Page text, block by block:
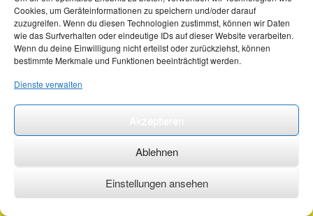
Cookies, um Geräteinformationen zu speichern und/oder darauf
zuzugreifen. Wenn du diesen Technologien zustimmst, können wir Daten
wie das Surfverhalten oder eindeutige IDs auf dieser Website verarbeiten.
Wenn du deine Einwilligung nicht erteilst oder zurückziehst, können
bestimmte Merkmale und Funktionen beeinträchtigt werden.
Dienste verwalten
Ablehnen
Einstellungen ansehen
©2026 ·erstehilfekurs-mauch.de ·AGB ·Datenschutzerklärung ·Impressum ·